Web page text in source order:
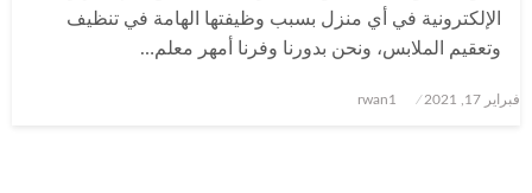
الإلكترونية في أي منزل بسبب وظيفتها الهامة في تنظيف
وتعقيم الملابس، ونحن بدورنا وفرنا أمهر معلم…
نُشر
فبراير 17, 2021 rwan1